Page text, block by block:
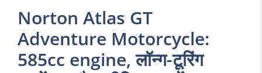
Norton Atlas GT
Adventure Motorcycle:
585cc engine, लॉन्ग-टूरिंग